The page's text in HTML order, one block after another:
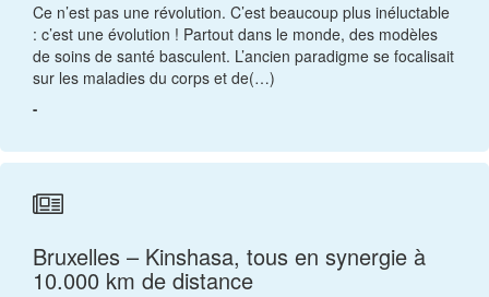
Ce n’est pas une révolution. C’est beaucoup plus inéluctable
: c’est une évolution ! Partout dans le monde, des modèles
de soins de santé basculent. L’ancien paradigme se focalisait
sur les maladies du corps et de(…)
-
Bruxelles – Kinshasa, tous en synergie à
10.000 km de distance